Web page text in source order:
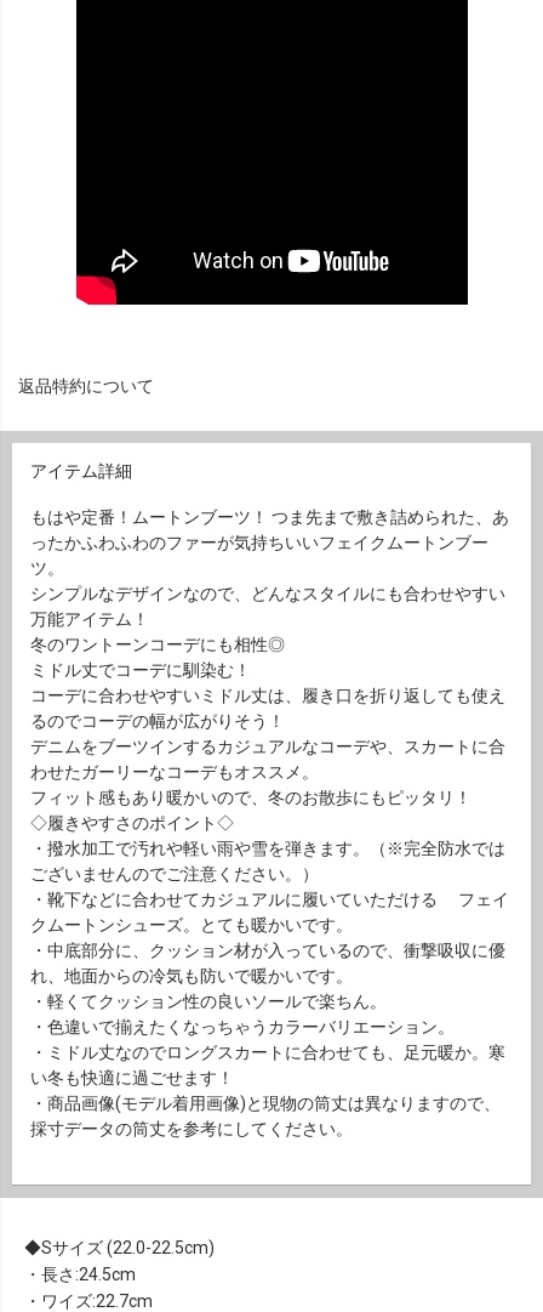
返品特約について
アイテム詳細
もはや定番！ムートンブーツ！ つま先まで敷き詰められた、あ
ったかふわふわのファーが気持ちいいフェイクムートンブー
ツ。
シンプルなデザインなので、どんなスタイルにも合わせやすい
万能アイテム！
冬のワントーンコーデにも相性◎
ミドル丈でコーデに馴染む！
コーデに合わせやすいミドル丈は、履き口を折り返しても使え
るのでコーデの幅が広がりそう！
デニムをブーツインするカジュアルなコーデや、スカートに合
わせたガーリーなコーデもオススメ。
フィット感もあり暖かいので、冬のお散歩にもピッタリ！
◇履きやすさのポイント◇
・撥水加工で汚れや軽い雨や雪を弾きます。（※完全防水では
ございませんのでご注意ください。）
・靴下などに合わせてカジュアルに履いていただける フェイ
クムートンシューズ。とても暖かいです。
・中底部分に、クッション材が入っているので、衝撃吸収に優
れ、地面からの冷気も防いで暖かいです。
・軽くてクッション性の良いソールで楽ちん。
・色違いで揃えたくなっちゃうカラーバリエーション。
・ミドル丈なのでロングスカートに合わせても、足元暖か。寒
い冬も快適に過ごせます！
・商品画像(モデル着用画像)と現物の筒丈は異なりますので、
採寸データの筒丈を参考にしてください。
Sサイズ (22.0-22.5cm)
・長さ:24.5cm
・ワイズ:22.7cm